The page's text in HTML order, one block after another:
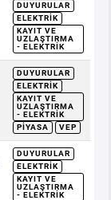
DUYURULAR
ELEKTRIK
KAYIT VE
UZLAŞTIRMA
- ELEKTRIK
DUYURULAR
ELEKTRIK
KAYIT VE
UZLAŞTIRMA
- ELEKTRIK
PIYASA
VEP
DUYURULAR
ELEKTRIK
KAYIT VE
UZLAŞTIRMA
- ELEKTRIK